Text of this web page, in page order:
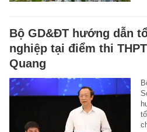
Bộ GD&ĐT hướng dẫn
nghiệp tại điểm thi
Quang